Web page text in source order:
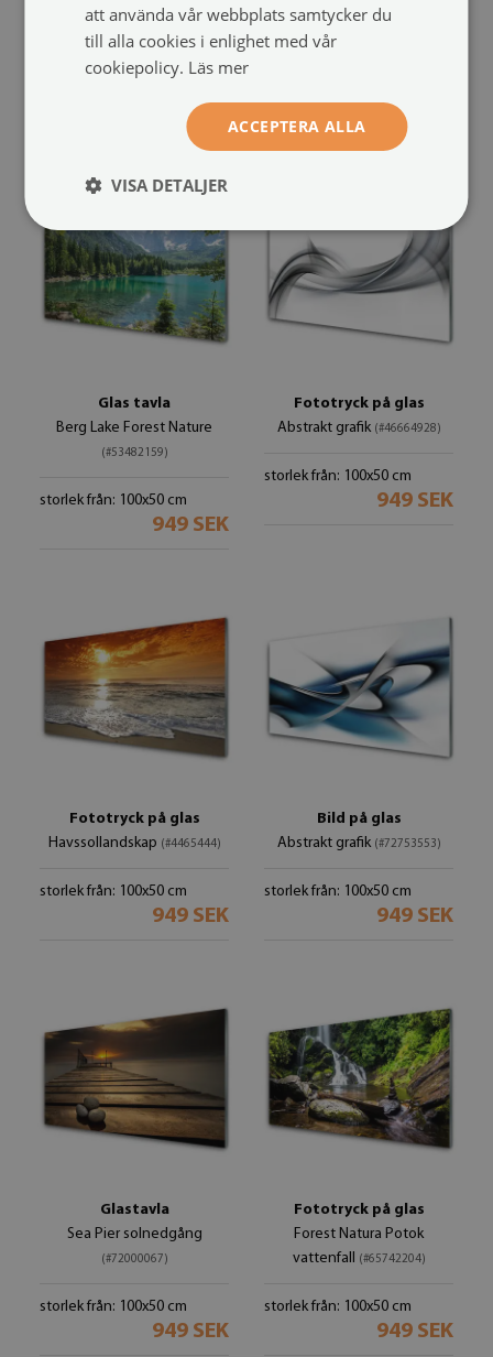
Forest Lake bergslandskap
(#16361360)
949 SEK
Bridge natt panorama
(#237275557)
949 SEK
Glas tavla
Berg Lake Forest Nature
(#53482159)
storlek från: 100x50 cm
949 SEK
Fototryck på glas
Abstrakt grafik (#46664928)
storlek från: 100x50 cm
949 SEK
Fototryck på glas
Havssollandskap (#4465444)
storlek från: 100x50 cm
949 SEK
Bild på glas
Abstrakt grafik (#72753553)
storlek från: 100x50 cm
949 SEK
Glastavla
Sea Pier solnedgång
(#72000067)
storlek från: 100x50 cm
949 SEK
Fototryck på glas
Forest Natura Potok
vattenfall (#65742204)
storlek från: 100x50 cm
949 SEK
att använda vår webbplats samtycker du
till alla cookies i enlighet med vår
cookiepolicy. Läs mer
ACCEPTERA ALLA
VISA DETALJER